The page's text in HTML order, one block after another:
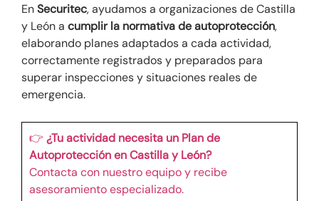
EnSecuritec, ayudamos a organizaciones de Castilla
y León a cumplir la normativa de autoprotección,
elaborando planes adaptados a cada actividad,
correctamente registrados y preparados para
superar inspecciones y situaciones reales de
emergencia.
👉 ¿Tu actividad necesita un Plan de
Autoprotección en Castilla y León?
Contacta con nuestro equipo y recibe
asesoramiento especializado.